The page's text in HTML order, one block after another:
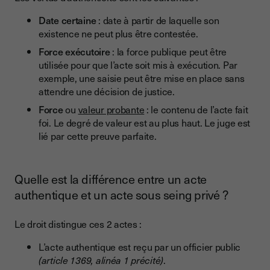
Date certaine: date à partir de laquelle son
existence ne peut plus être contestée.
Force exécutoire: la force publique peut être
utilisée pour que l’acte soit mis à exécution. Par
exemple, une saisie peut être mise en place sans
attendre une décision de justice.
Forceou valeur probante : le contenu de l’acte fait
foi. Le degré de valeur est au plus haut. Le juge est
lié par cette preuve parfaite.
Quelle est la différence entre un acte
authentique et un acte sous seing privé ?
Le droit distingue ces 2 actes :
L’acte authentique est reçu par un officier public
(article 1369, alinéa 1 précité).